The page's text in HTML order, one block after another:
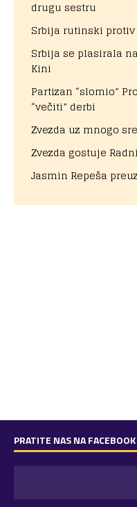
drugu sestru
Srbija rutinski
Srbija se plasirala
Kini
Partizan “slomio”
“večiti” derbi
Zvezda uz mnogo
Zvezda gostuje
Jasmin Repeša
PRATITE NAS NA FACEBOOK